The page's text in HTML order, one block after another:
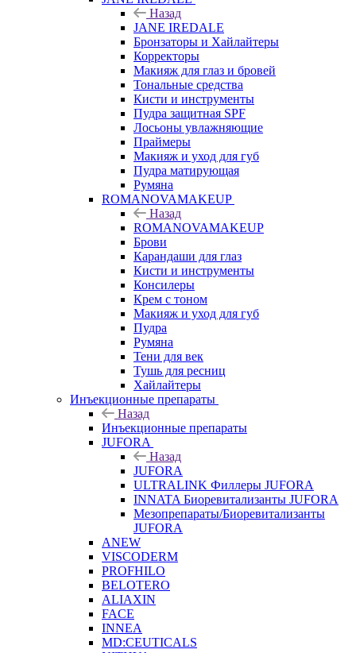
Назад
JANE IREDALE
Бронзаторы и Хайлайтеры
Корректоры
Макияж для глаз и бровей
Тональные средства
Кисти и инструменты
Пудра защитная SPF
Лосьоны увлажняющие
Праймеры
Макияж и уход для губ
Пудра матирующая
Румяна
ROMANOVAMAKEUP
Назад
ROMANOVAMAKEUP
Брови
Карандаши для глаз
Кисти и инструменты
Консилеры
Крем с тоном
Макияж и уход для губ
Пудра
Румяна
Тени для век
Тушь для ресниц
Хайлайтеры
Инъекционные препараты
Назад
Инъекционные препараты
JUFORA
Назад
JUFORA
ULTRALINK Филлеры JUFORA
INNATA Биоревитализанты JUFORA
Мезопрепараты/Биоревитализанты
JUFORA
ANEW
VISCODERM
PROFHILO
BELOTERO
ALIAXIN
FACE
INNEA
MD:CEUTICALS